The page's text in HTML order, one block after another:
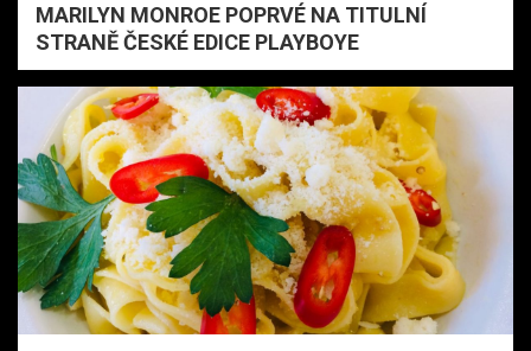
MARILYN MONROE POPRVÉ NA TITULNÍ
STRANĚ ČESKÉ EDICE PLAYBOYE